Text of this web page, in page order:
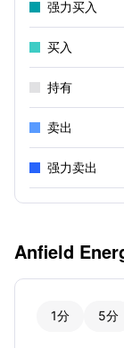
强力买入
买入
持有
卖出
强力卖出
Anfield
1分 5分